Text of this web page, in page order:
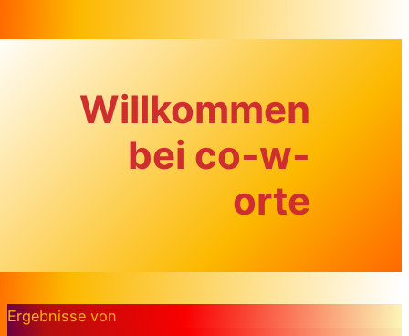
Willkommen
bei co-w-
orte
Ergebnisse von